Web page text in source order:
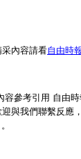
采內容請看自由時
容參考引用 自由
迎與我們聯繫反應
。